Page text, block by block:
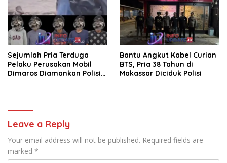
Sejumlah Pria Terduga
Pelaku Perusakan Mobil
Dimaros Diamankan Polisi.
Bantu Angkut Kabel Curian
BTS, Pria 38 Tahun di
Makassar Diciduk Polisi
Leave a Reply
Your email address will not be published. Required fields are
marked *